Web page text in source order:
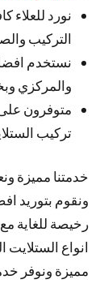
نورد للعلاء
التركيب
نستخدم
والمركزي
تركيب
خدمتنا مميزة
ونقوم بتوريد
رخيصة للغاية
انواع
مميزة ونوفر